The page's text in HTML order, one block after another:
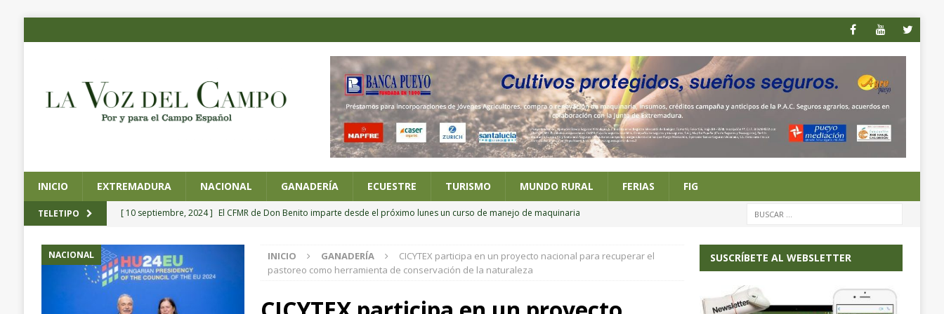
INICIO EXTREMADURA NACIONAL GANADERÍA ECUESTRE TURISMO MUNDO RURAL FERIAS FIG
TELETIPO [ 10 septiembre, 2024 ] El CFMR de Don Benito imparte desde el próximo lunes un curso de manejo de maquinaria
[ 4 septiembre, 2024 ]
Planas preside la toma de posesión de los nuevos altos cargos del Ministerio de Agricultura,
Pesca y Alimentación
[ 4 septiembre, 2024 ]
CICYTEX organiza un seminario online sobre alternativas al riego por inundación en el cultivo del
INICIO GANADERÍA
CICYTEX participa en un proyecto nacional para recuperar el
pastoreo como herramienta de conservación de la naturaleza
NACIONAL SUSCRÍBETE AL WEBSLETTER